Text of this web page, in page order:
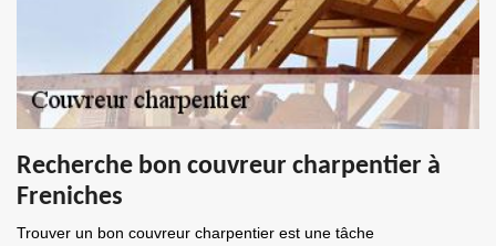
Recherche bon couvreur charpentier à
Freniches
Trouver un bon couvreur charpentier est une tâche